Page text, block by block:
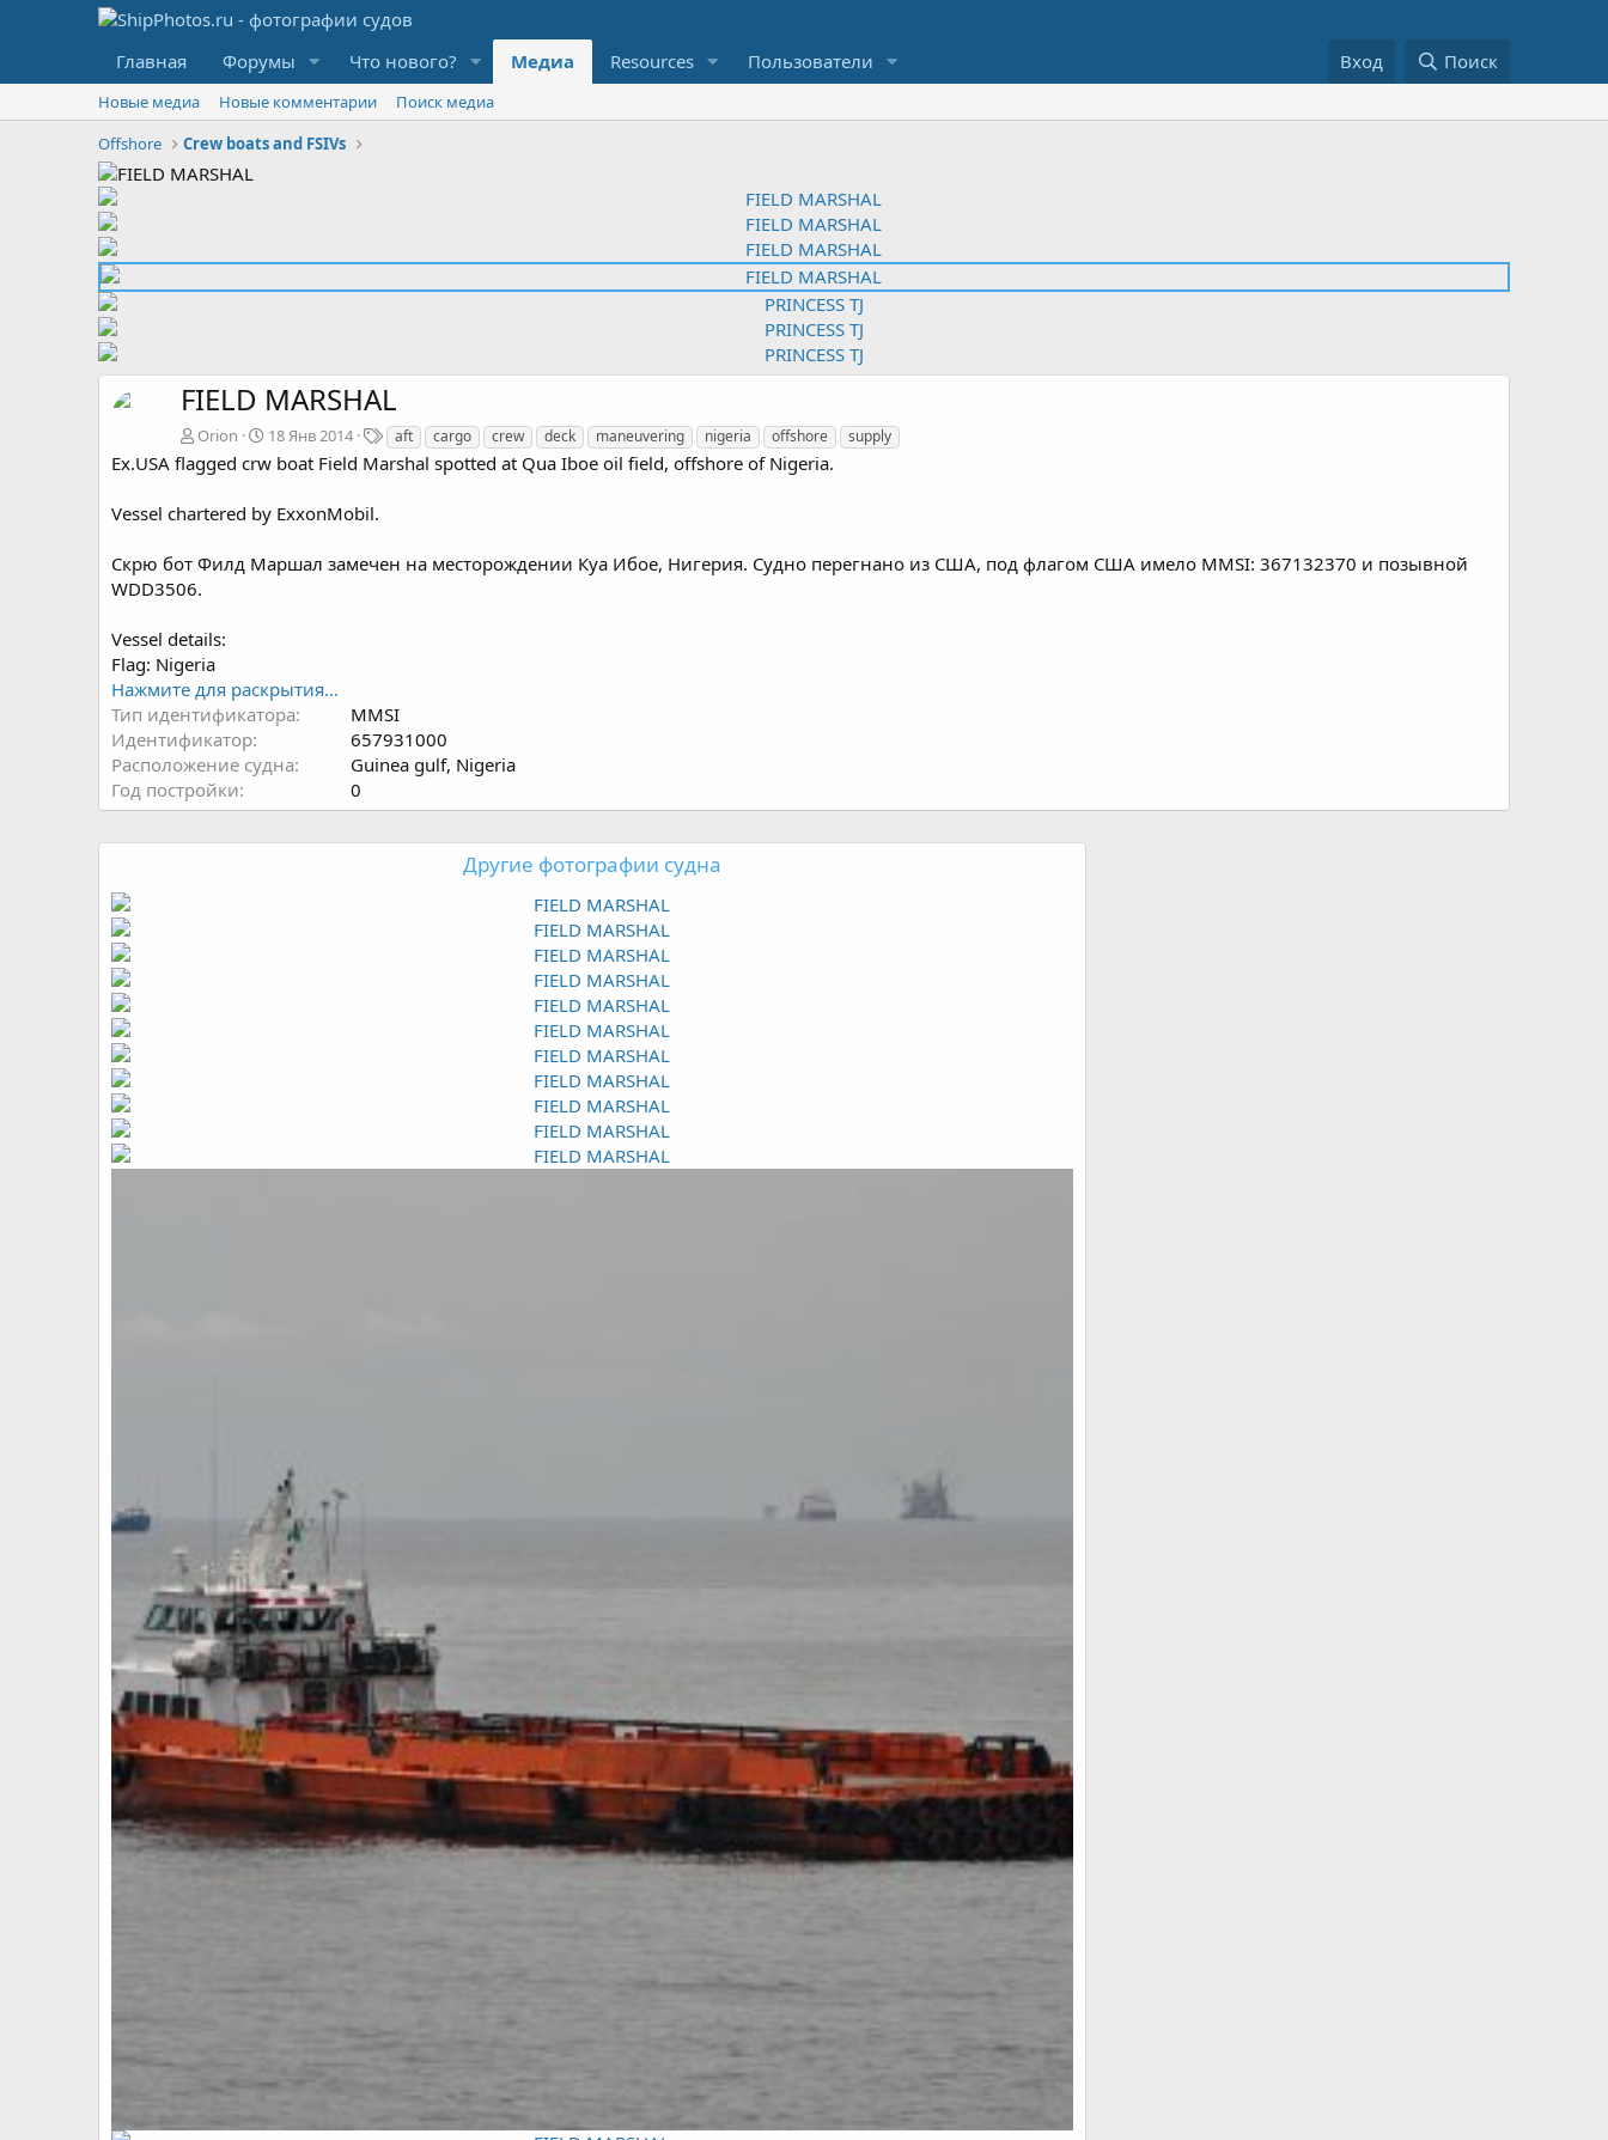
Главная Форумы Что нового? Медиа Resources Пользователи Вход Поиск
Новые медиа Новые комментарии
Поиск медиа
Offshore
Crew boats and FSIVs
FIELD MARSHAL
Orion 18 Янв 2014
Т
е
aft cargo crew deck maneuvering nigeria offshore supply
Ex.USA flagged crw boat Field Marshal spotted at Qua Iboe oil field, offshore of Nigeria.
Vessel chartered by ExxonMobil.
Скрю бот Филд Маршал замечен на месторождении Куа Ибое, Нигерия. Судно перегнано из США, под флагом США имело MMSI: 367132370 и позывной
WDD3506.
Vessel details:
Flag: Nigeria
Нажмите для раскрытия...
Тип идентификатора
MMSI
Идентификатор
657931000
Расположение судна
Guinea gulf, Nigeria
Год постройки
0
Другие фотографии судна